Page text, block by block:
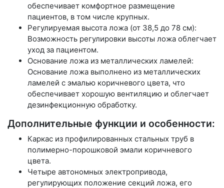
обеспечивает комфортное размещение
пациентов, в том числе крупных.
Регулируемая высота ложа (от 38,5 до 78 см):
Возможность регулировки высоты ложа облегчает
уход за пациентом.
Основание ложа из металлических ламелей:
Основание ложа выполнено из металлических
ламелей с эмалью коричневого цвета, что
обеспечивает хорошую вентиляцию и облегчает
дезинфекционную обработку.
Дополнительные функции и особенности:
Каркас из профилированных стальных труб в
полимерно-порошковой эмали коричневого
цвета.
Четыре автономных электропривода,
регулирующих положение секций ложа, его